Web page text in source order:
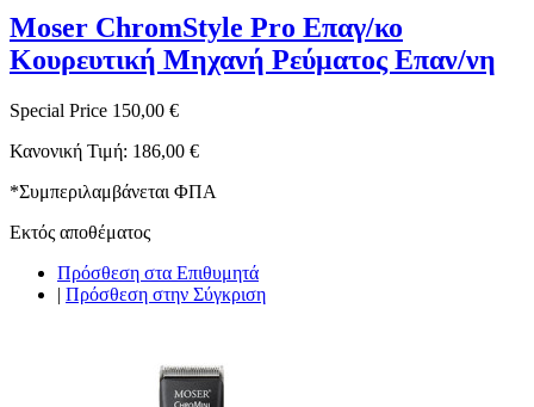
Moser ChromStyle Pro Επαγ/κο
Κουρευτική Μηχανή Ρεύματος Επαν/νη
Special Price 150,00 €
Κανονική Τιμή: 186,00 €
*Συμπεριλαμβάνεται ΦΠΑ
Εκτός αποθέματος
Πρόσθεση στα Επιθυμητά
| Πρόσθεση στην Σύγκριση